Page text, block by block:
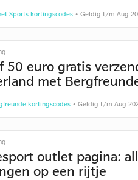
Sports kortingscodes• Geldig t/m Aug
50 euro gratis
met
kortingscodes• Geldig t/m Aug
outlet pagina:
op een rijtje